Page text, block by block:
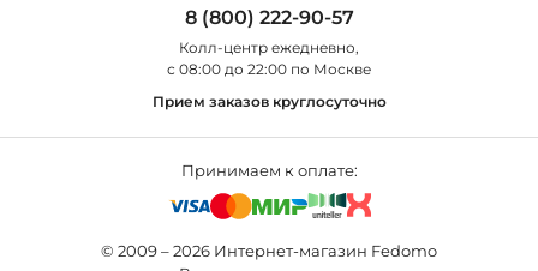
Уличные светильники
8 (800) 222-90-57
Колл-центр eжедневно,
с 08:00 до 22:00 по Москве
Прием заказов круглосуточно
Принимаем к оплате:
© 2009 – 2026 Интернет-магазин Fedomo